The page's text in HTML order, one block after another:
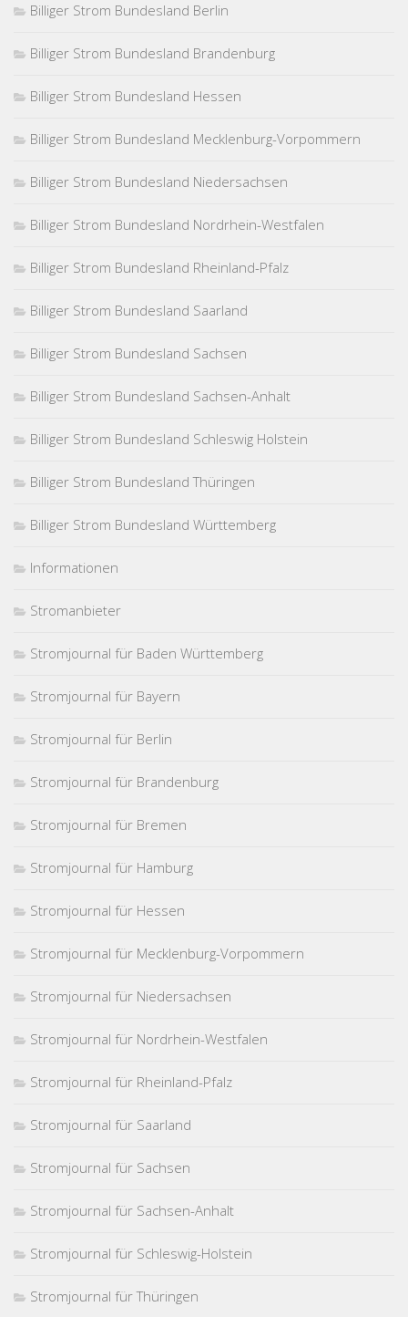
Billiger Strom Bundesland Berlin
Billiger Strom Bundesland Brandenburg
Billiger Strom Bundesland Hessen
Billiger Strom Bundesland Mecklenburg-Vorpommern
Billiger Strom Bundesland Niedersachsen
Billiger Strom Bundesland Nordrhein-Westfalen
Billiger Strom Bundesland Rheinland-Pfalz
Billiger Strom Bundesland Saarland
Billiger Strom Bundesland Sachsen
Billiger Strom Bundesland Sachsen-Anhalt
Billiger Strom Bundesland Schleswig Holstein
Billiger Strom Bundesland Thüringen
Billiger Strom Bundesland Württemberg
Informationen
Stromanbieter
Stromjournal für Baden Württemberg
Stromjournal für Bayern
Stromjournal für Berlin
Stromjournal für Brandenburg
Stromjournal für Bremen
Stromjournal für Hamburg
Stromjournal für Hessen
Stromjournal für Mecklenburg-Vorpommern
Stromjournal für Niedersachsen
Stromjournal für Nordrhein-Westfalen
Stromjournal für Rheinland-Pfalz
Stromjournal für Saarland
Stromjournal für Sachsen
Stromjournal für Sachsen-Anhalt
Stromjournal für Schleswig-Holstein
Stromjournal für Thüringen